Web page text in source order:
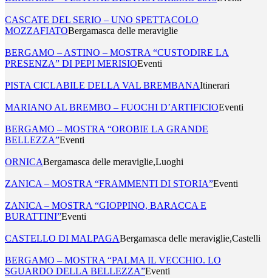
CASCATE DEL SERIO – UNO SPETTACOLO
MOZZAFIATOBergamasca delle meraviglie
BERGAMO – ASTINO – MOSTRA “CUSTODIRE LA
PRESENZA” DI PEPI MERISIOEventi
PISTA CICLABILE DELLA VAL BREMBANAItinerari
MARIANO AL BREMBO – FUOCHI D’ARTIFICIOEventi
BERGAMO – MOSTRA “OROBIE LA GRANDE
BELLEZZA”Eventi
ORNICABergamasca delle meraviglie,Luoghi
ZANICA – MOSTRA “FRAMMENTI DI STORIA”Eventi
ZANICA – MOSTRA “GIOPPINO, BARACCA E
BURATTINI”Eventi
CASTELLO DI MALPAGABergamasca delle meraviglie,Castelli
BERGAMO – MOSTRA “PALMA IL VECCHIO. LO
SGUARDO DELLA BELLEZZA”Eventi